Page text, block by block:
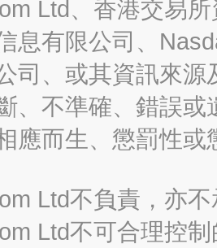
Ltd、香港交易
息有限公司、
司、或其資訊來
、不準確、錯誤
應而生、懲罰性
Ltd不負責，亦
Ltd不可合理控